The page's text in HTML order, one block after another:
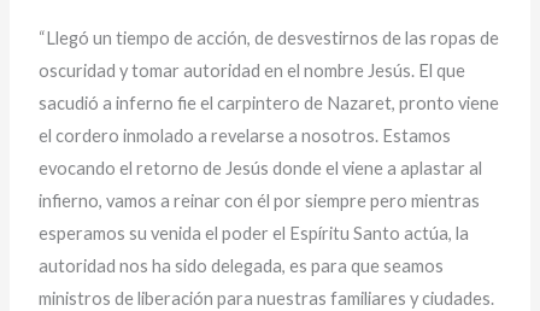
“Llegó un tiempo de acción, de desvestirnos de las ropas de
oscuridad y tomar autoridad en el nombre Jesús. El que
sacudió a inferno fie el carpintero de Nazaret, pronto viene
el cordero inmolado a revelarse a nosotros. Estamos
evocando el retorno de Jesús donde el viene a aplastar al
infierno, vamos a reinar con él por siempre pero mientras
esperamos su venida el poder el Espíritu Santo actúa, la
autoridad nos ha sido delegada, es para que seamos
ministros de liberación para nuestras familiares y ciudades.